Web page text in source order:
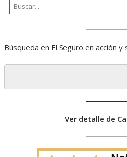
Búsqueda en El Seguro en acción y
Ver detalle de